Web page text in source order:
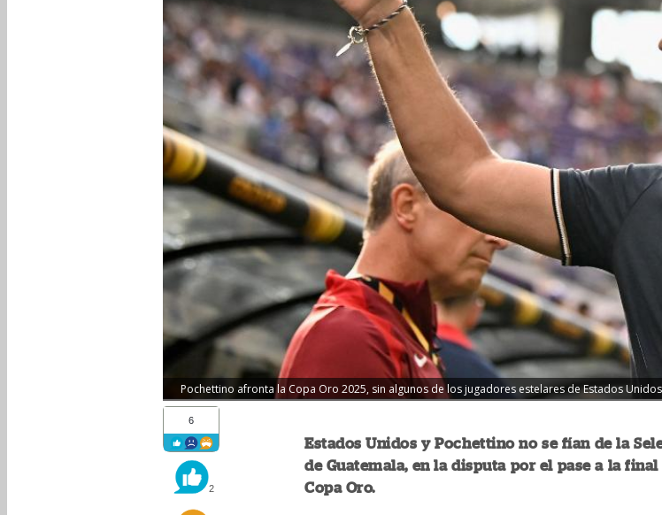
Pochettino afronta la Copa Oro 2025, sin algunos de los jugadores estelares de Estados
6
2
Estados Unidos y Pochettino no se fían de la
de Guatemala, en la disputa por el pase a la final
Copa Oro.